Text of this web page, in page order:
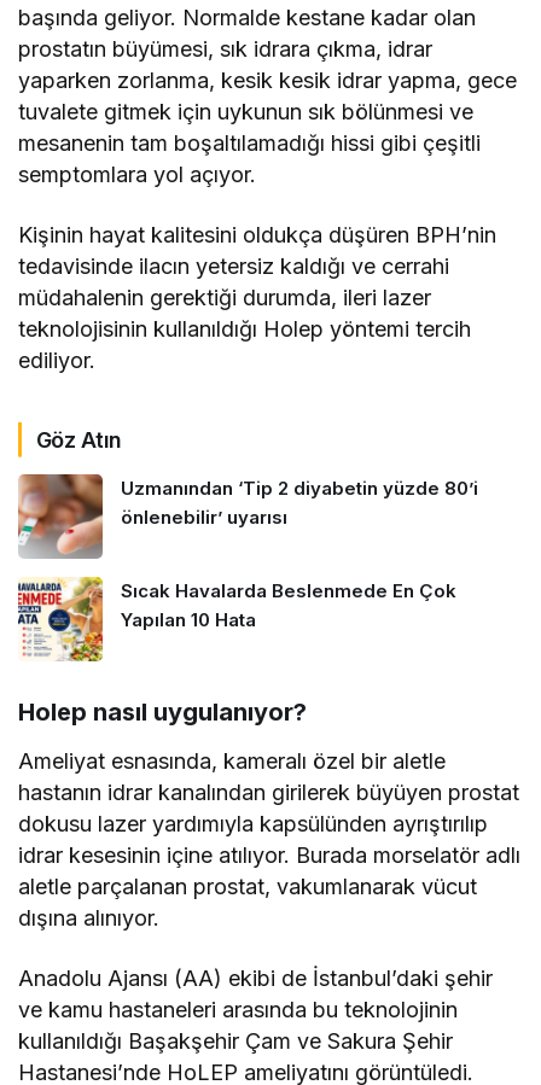
başında geliyor. Normalde kestane kadar olan
prostatın büyümesi, sık idrara çıkma, idrar
yaparken zorlanma, kesik kesik idrar yapma, gece
tuvalete gitmek için uykunun sık bölünmesi ve
mesanenin tam boşaltılamadığı hissi gibi çeşitli
semptomlara yol açıyor.
Kişinin hayat kalitesini oldukça düşüren BPH’nin
tedavisinde ilacın yetersiz kaldığı ve cerrahi
müdahalenin gerektiği durumda, ileri lazer
teknolojisinin kullanıldığı Holep yöntemi tercih
ediliyor.
Göz Atın
Uzmanından ‘Tip 2 diyabetin yüzde 80’i
önlenebilir’ uyarısı
Sıcak Havalarda Beslenmede En Çok
Yapılan 10 Hata
Holep nasıl uygulanıyor?
Ameliyat esnasında, kameralı özel bir aletle
hastanın idrar kanalından girilerek büyüyen prostat
dokusu lazer yardımıyla kapsülünden ayrıştırılıp
idrar kesesinin içine atılıyor. Burada morselatör adlı
aletle parçalanan prostat, vakumlanarak vücut
dışına alınıyor.
Anadolu Ajansı (AA) ekibi de İstanbul’daki şehir
ve kamu hastaneleri arasında bu teknolojinin
kullanıldığı Başakşehir Çam ve Sakura Şehir
Hastanesi’nde HoLEP ameliyatını görüntüledi.